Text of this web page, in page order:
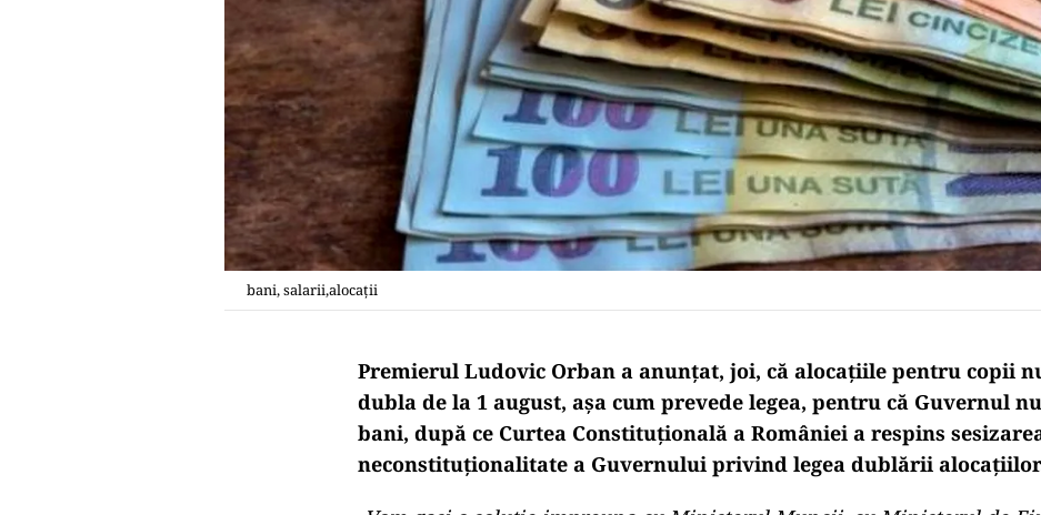
bani, salarii,alocații
Premierul Ludovic Orban a anunțat, joi, că alocațiile pentru copii
dubla de la 1 august, așa cum prevede legea, pentru că Guvernul
bani, după ce Curtea Constituțională a României a respins
neconstituționalitate a Guvernului privind legea dublării